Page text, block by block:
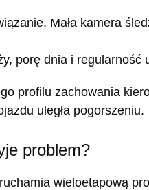
Mała kamera
porę dnia i regularność
profilu zachowania
uległa pogorszeniu.
problem?
wieloetapową